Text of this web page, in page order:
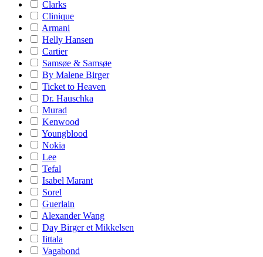
Clarks
Clinique
Armani
Helly Hansen
Cartier
Samsøe & Samsøe
By Malene Birger
Ticket to Heaven
Dr. Hauschka
Murad
Kenwood
Youngblood
Nokia
Lee
Tefal
Isabel Marant
Sorel
Guerlain
Alexander Wang
Day Birger et Mikkelsen
Iittala
Vagabond